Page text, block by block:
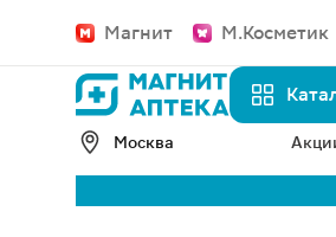
Магнит М.Косметик
Москва